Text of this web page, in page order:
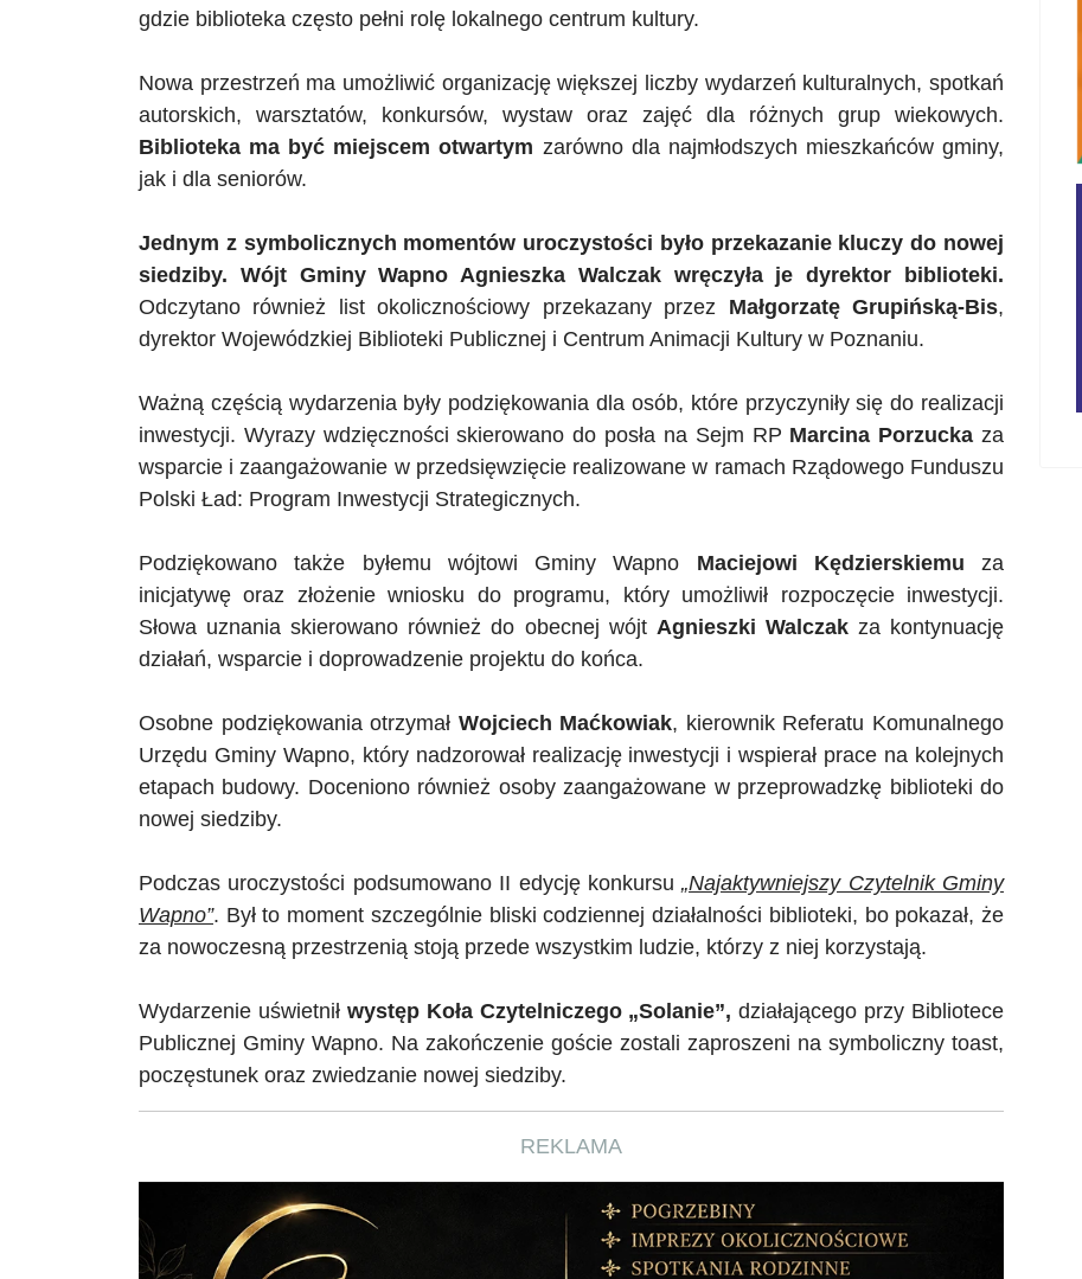
gdzie biblioteka często pełni rolę lokalnego centrum kultury.
Nowa przestrzeń ma umożliwić organizację większej liczby wydarzeń kulturalnych, spotkań
autorskich, warsztatów, konkursów, wystaw oraz zajęć dla różnych grup wiekowych.
Biblioteka ma być miejscem otwartym zarówno dla najmłodszych mieszkańców gminy,
jak i dla seniorów.
Jednym z symbolicznych momentów uroczystości było przekazanie kluczy do nowej
siedziby. Wójt Gminy Wapno Agnieszka Walczak wręczyła je dyrektor biblioteki.
Odczytano również list okolicznościowy przekazany przez Małgorzatę Grupińską-Bis,
dyrektor Wojewódzkiej Biblioteki Publicznej i Centrum Animacji Kultury w Poznaniu.
Ważną częścią wydarzenia były podziękowania dla osób, które przyczyniły się do realizacji
inwestycji. Wyrazy wdzięczności skierowano do posła na Sejm RP Marcina Porzucka za
wsparcie i zaangażowanie w przedsięwzięcie realizowane w ramach Rządowego Funduszu
Polski Ład: Program Inwestycji Strategicznych.
Podziękowano także byłemu wójtowi Gminy Wapno Maciejowi Kędzierskiemu za
inicjatywę oraz złożenie wniosku do programu, który umożliwił rozpoczęcie inwestycji.
Słowa uznania skierowano również do obecnej wójt Agnieszki Walczak za kontynuację
działań, wsparcie i doprowadzenie projektu do końca.
Osobne podziękowania otrzymał Wojciech Maćkowiak, kierownik Referatu Komunalnego
Urzędu Gminy Wapno, który nadzorował realizację inwestycji i wspierał prace na kolejnych
etapach budowy. Doceniono również osoby zaangażowane w przeprowadzkę biblioteki do
nowej siedziby.
Podczas uroczystości podsumowano II edycję konkursu„Najaktywniejszy Czytelnik Gminy
Wapno”. Był to moment szczególnie bliski codziennej działalności biblioteki, bo pokazał, że
za nowoczesną przestrzenią stoją przede wszystkim ludzie, którzy z niej korzystają.
Wydarzenie uświetnił występ Koła Czytelniczego „Solanie”, działającego przy Bibliotece
Publicznej Gminy Wapno. Na zakończenie goście zostali zaproszeni na symboliczny toast,
poczęstunek oraz zwiedzanie nowej siedziby.
REKLAMA